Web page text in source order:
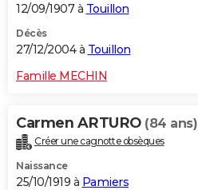
12/09/1907 à Touillon
Décès
27/12/2004 à Touillon
Famille MECHIN
Carmen ARTURO (84 ans)
Créer une cagnotte obsèques
Naissance
25/10/1919 à Pamiers